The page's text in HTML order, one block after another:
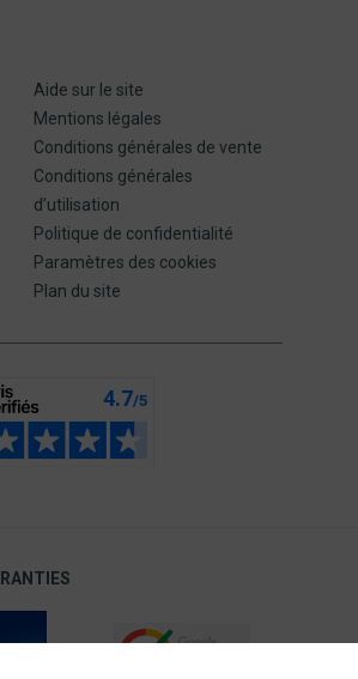
Aide sur le site
Mentions légales
Conditions générales de vente
Conditions générales
d’utilisation
Politique de confidentialité
Paramètres des cookies
Plan du site